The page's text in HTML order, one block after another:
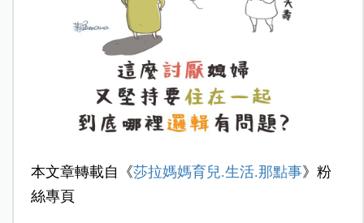
本文章轉載自《莎拉媽媽育兒.生活.那點事》粉
絲專頁